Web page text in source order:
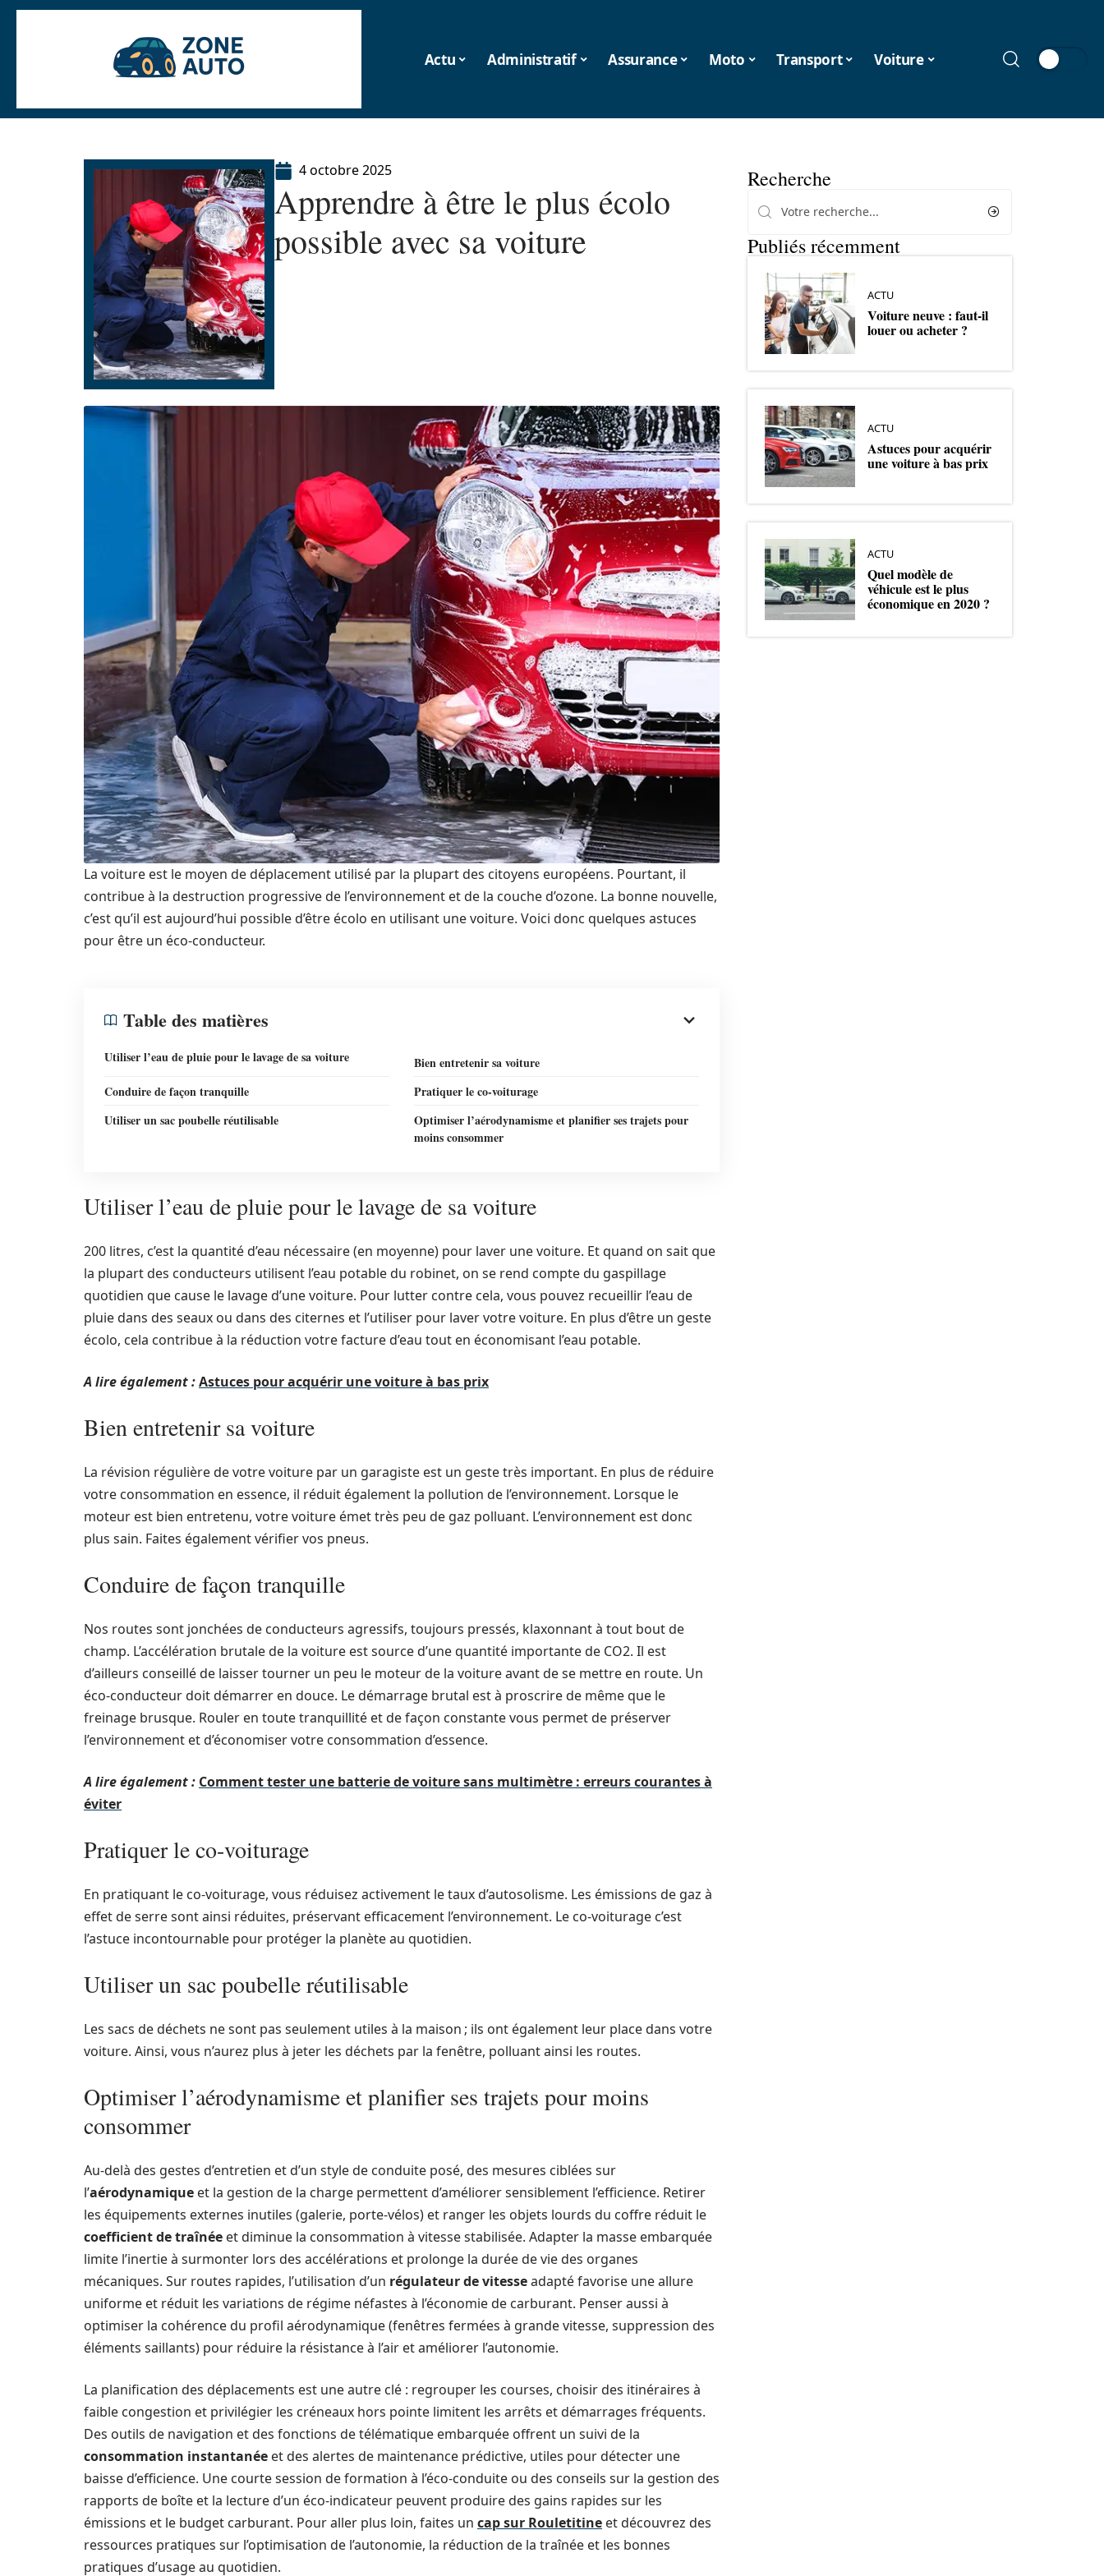
Actu Administratif Assurance Moto Transport Voiture
4 octobre 2025
Apprendre à être le plus écolo
possible avec sa voiture
La voiture est le moyen de déplacement utilisé par la plupart des citoyens européens. Pourtant, il
contribue à la destruction progressive de l’environnement et de la couche d’ozone. La bonne nouvelle,
c’est qu’il est aujourd’hui possible d’être écolo en utilisant une voiture. Voici donc quelques astuces
pour être un éco-conducteur.
Table des matières
Utiliser l’eau de pluie pour le lavage de sa voiture
Bien entretenir sa voiture
Conduire de façon tranquille
Pratiquer le co-voiturage
Utiliser un sac poubelle réutilisable
Optimiser l’aérodynamisme et planifier ses trajets pour
moins consommer
Utiliser l’eau de pluie pour le lavage de sa voiture
200 litres, c’est la quantité d’eau nécessaire (en moyenne) pour laver une voiture. Et quand on sait que
la plupart des conducteurs utilisent l’eau potable du robinet, on se rend compte du gaspillage
quotidien que cause le lavage d’une voiture. Pour lutter contre cela, vous pouvez recueillir l’eau de
pluie dans des seaux ou dans des citernes et l’utiliser pour laver votre voiture. En plus d’être un geste
écolo, cela contribue à la réduction votre facture d’eau tout en économisant l’eau potable.
A lire également :Astuces pour acquérir une voiture à bas prix
Bien entretenir sa voiture
La révision régulière de votre voiture par un garagiste est un geste très important. En plus de réduire
votre consommation en essence, il réduit également la pollution de l’environnement. Lorsque le
moteur est bien entretenu, votre voiture émet très peu de gaz polluant. L’environnement est donc
plus sain. Faites également vérifier vos pneus.
Conduire de façon tranquille
Nos routes sont jonchées de conducteurs agressifs, toujours pressés, klaxonnant à tout bout de
champ. L’accélération brutale de la voiture est source d’une quantité importante de CO2. Il est
d’ailleurs conseillé de laisser tourner un peu le moteur de la voiture avant de se mettre en route. Un
éco-conducteur doit démarrer en douce. Le démarrage brutal est à proscrire de même que le
freinage brusque. Rouler en toute tranquillité et de façon constante vous permet de préserver
l’environnement et d’économiser votre consommation d’essence.
A lire également : Comment tester une batterie de voiture sans multimètre : erreurs courantes à
éviter
Pratiquer le co-voiturage
En pratiquant le co-voiturage, vous réduisez activement le taux d’autosolisme. Les émissions de gaz à
effet de serre sont ainsi réduites, préservant efficacement l’environnement. Le co-voiturage c’est
l’astuce incontournable pour protéger la planète au quotidien.
Utiliser un sac poubelle réutilisable
Les sacs de déchets ne sont pas seulement utiles à la maison ; ils ont également leur place dans votre
voiture. Ainsi, vous n’aurez plus à jeter les déchets par la fenêtre, polluant ainsi les routes.
Optimiser l’aérodynamisme et planifier ses trajets pour moins
consommer
Au-delà des gestes d’entretien et d’un style de conduite posé, des mesures ciblées sur
l’aérodynamique et la gestion de la charge permettent d’améliorer sensiblement l’efficience. Retirer
les équipements externes inutiles (galerie, porte-vélos) et ranger les objets lourds du coffre réduit le
coefficient de traînée et diminue la consommation à vitesse stabilisée. Adapter la masse embarquée
limite l’inertie à surmonter lors des accélérations et prolonge la durée de vie des organes
mécaniques. Sur routes rapides, l’utilisation d’un régulateur de vitesseadapté favorise une allure
uniforme et réduit les variations de régime néfastes à l’économie de carburant. Penser aussi à
optimiser la cohérence du profil aérodynamique (fenêtres fermées à grande vitesse, suppression des
éléments saillants) pour réduire la résistance à l’air et améliorer l’autonomie.
La planification des déplacements est une autre clé : regrouper les courses, choisir des itinéraires à
faible congestion et privilégier les créneaux hors pointe limitent les arrêts et démarrages fréquents.
Des outils de navigation et des fonctions de télématique embarquée offrent un suivi de la
consommation instantanée et des alertes de maintenance prédictive, utiles pour détecter une
baisse d’efficience. Une courte session de formation à l’éco-conduite ou des conseils sur la gestion des
rapports de boîte et la lecture d’un éco-indicateur peuvent produire des gains rapides sur les
émissions et le budget carburant. Pour aller plus loin, faites un cap sur Rouletitine et découvrez des
ressources pratiques sur l’optimisation de l’autonomie, la réduction de la traînée et les bonnes
pratiques d’usage au quotidien.
Recherche
Publiés récemment
ACTU
Voiture neuve : faut-il
louer ou acheter ?
ACTU
Astuces pour acquérir
une voiture à bas prix
ACTU
Quel modèle de
véhicule est le plus
économique en 2020 ?